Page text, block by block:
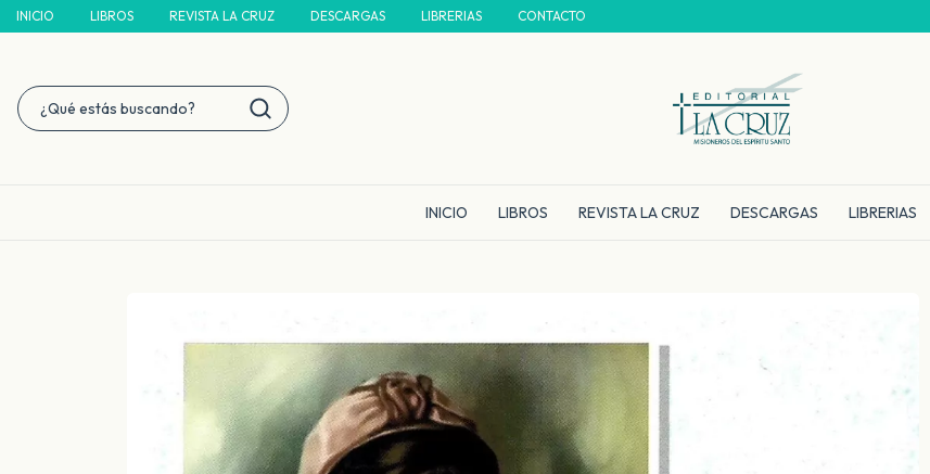
INICIO LIBROS REVISTA LA CRUZ DESCARGAS LIBRERIAS CONTACTO
INICIO LIBROS REVISTA LA CRUZ DESCARGAS LIBRERIAS